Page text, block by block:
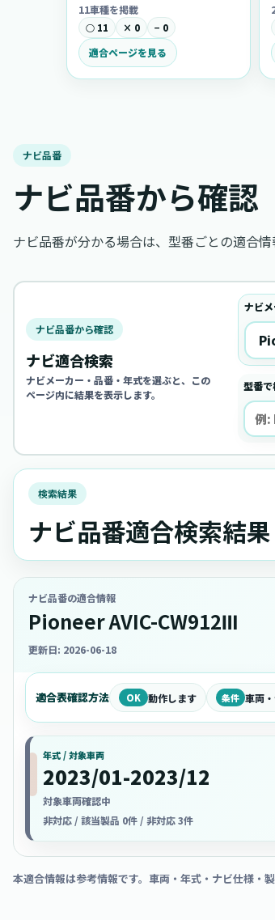
11車種を掲載
○ 11 × 0 − 0
適合ページを見る
ナビ品番
ナビ品番から確認
ナビ品番が分かる場合は、型番ごとの適合情
ナビ品番から確認
ナビ適合検索
ナビメーカー・品番・年式を選ぶと、この
ページ内に結果を表示します。
ナビ
型番で
検索結果
ナビ品番適合検索結果
ナビ品番の適合情報
Pioneer AVIC-CW912Ⅲ
更新日: 2026-06-18
適合表確認方法 OK 動作します 条件 車両
年式 / 対象車両
2023/01-2023/12
対象車両確認中
非対応 / 該当製品 0件 / 非対応 3件
本適合情報は参考情報です。車両・年式・ナビ仕様・